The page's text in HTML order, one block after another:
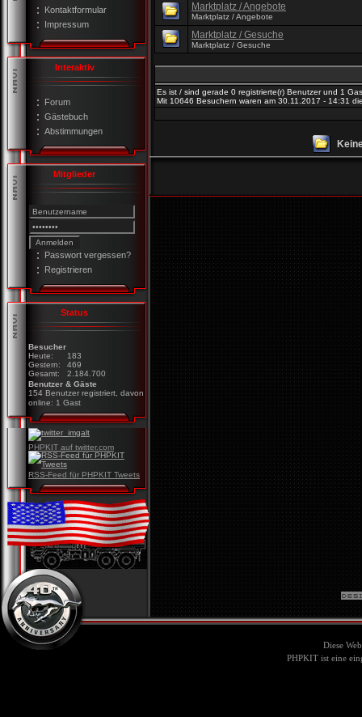
Kontaktformular
Impressum
Interaktiv
Forum
Gästebuch
Abstimmungen
Mitglieder
Passwort vergessen?
Registrieren
Status
Besucher
Heute:
183
Gestern:
469
Gesamt:
2.184.700
Benutzer & Gäste
154 Benutzer registriert, davon
online: 1 Gast
PHPKIT auf twitter.com
RSS-Feed für PHPKIT Tweets
Marktplatz / Angebote
Marktplatz / Angebote
Marktplatz / Gesuche
Marktplatz / Gesuche
Es ist / sind gerade 0 registrierte(r) Benutzer und 1
Mit 10646 Besuchern waren am 30.11.2017 - 14:31
Diese
PHPKIT ist eine